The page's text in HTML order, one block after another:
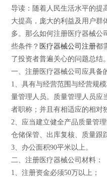
导读：随着人民生活水平的提
大提高，庞大的利益及用户群
多。那么如何注册医疗器械公
些条件？ 医疗器械公司注册都
了投资者普遍关心的问题总结。
一、注册医疗器械公司应具备
1、具有与经营范围与经营规
量管理人员。质量管理人员应
者职称；并且有相适应的相对
2、应当建立健全产品质量管
仓储保管、出库复核、质量跟
3、办公面积90平米以上。
二、注册医疗器械公司材料：
1、注册资金必须50万以上；